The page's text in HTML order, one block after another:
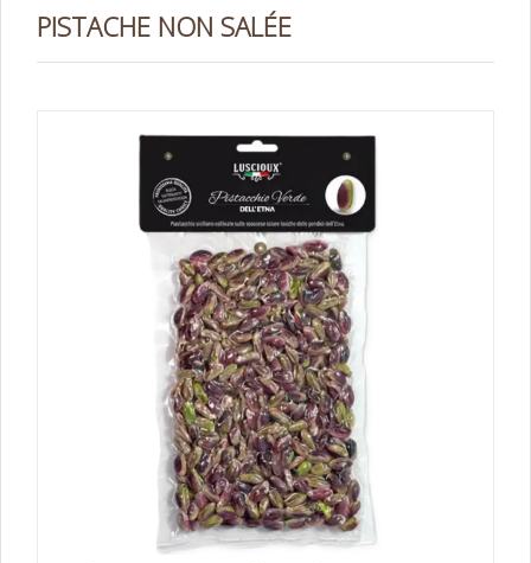
PISTACHE NON SALÉE